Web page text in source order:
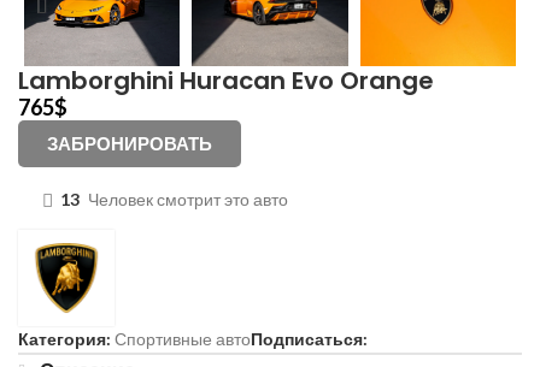
Lamborghini Huracan Evo Orange
765$
ЗАБРОНИРОВАТЬ
13 Человек смотрит это авто
Категория: Спортивные автоПодписаться: